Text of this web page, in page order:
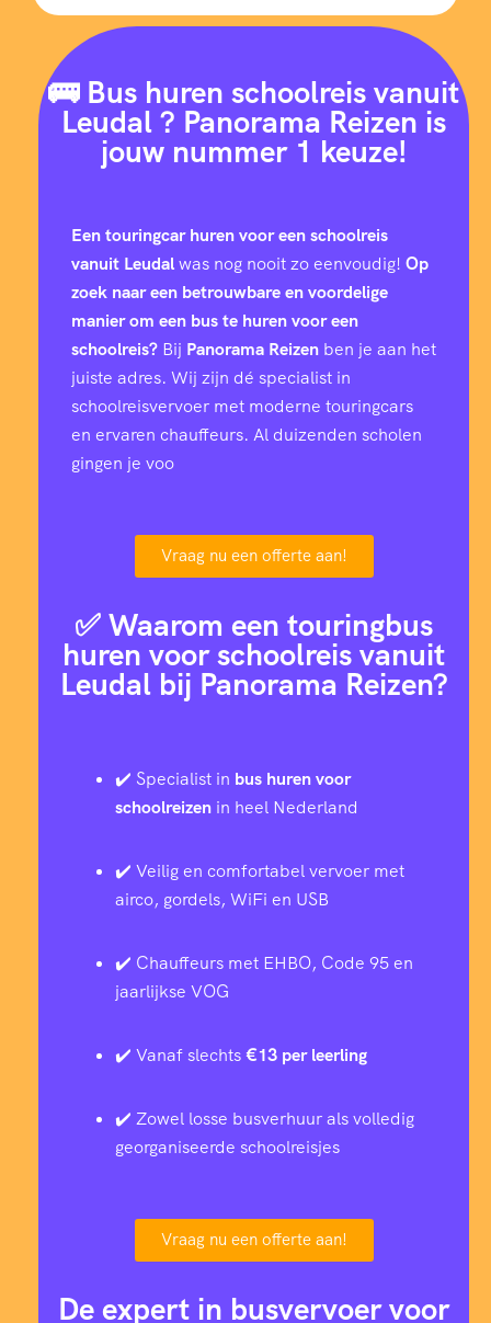
🚌 Bus huren schoolreis vanuit
Leudal ? Panorama Reizen is
jouw nummer 1 keuze!
Een touringcar huren voor een schoolreis
vanuit Leudalwas nog nooit zo eenvoudig! Op
zoek naar een betrouwbare en voordelige
manier om een bus te huren voor een
schoolreis? Bij Panorama Reizen ben je aan het
juiste adres. Wij zijn dé specialist in
schoolreisvervoer met moderne touringcars
en ervaren chauffeurs. Al duizenden scholen
gingen je voo
Vraag nu een offerte aan!
✅ Waarom een touringbus
huren voor schoolreis vanuit
Leudal bij Panorama Reizen?
✔️ Specialist in bus huren voor
schoolreizen in heel Nederland
✔️ Veilig en comfortabel vervoer met
airco, gordels, WiFi en USB
✔️ Chauffeurs met EHBO, Code 95 en
jaarlijkse VOG
✔️ Vanaf slechts€13 per leerling
✔️ Zowel losse busverhuur als volledig
georganiseerde schoolreisjes
Vraag nu een offerte aan!
De expert in busvervoer voor